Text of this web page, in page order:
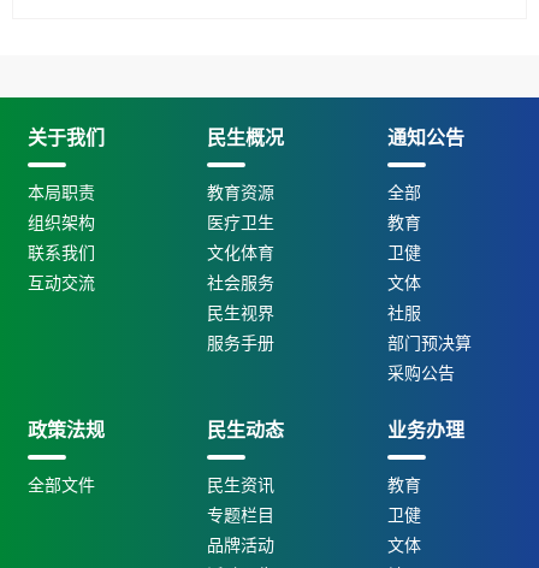
关于我们
本局职责
组织架构
联系我们
互动交流
民生概况
教育资源
医疗卫生
文化体育
社会服务
民生视界
服务手册
通知公告
全部
教育
卫健
文体
社服
部门预决算
采购公告
政策法规
全部文件
民生动态
民生资讯
专题栏目
品牌活动
业务办理
教育
卫健
文体